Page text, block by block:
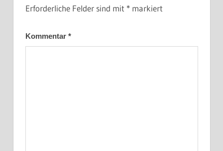
Erforderliche Felder sind mit *markiert
Kommentar *